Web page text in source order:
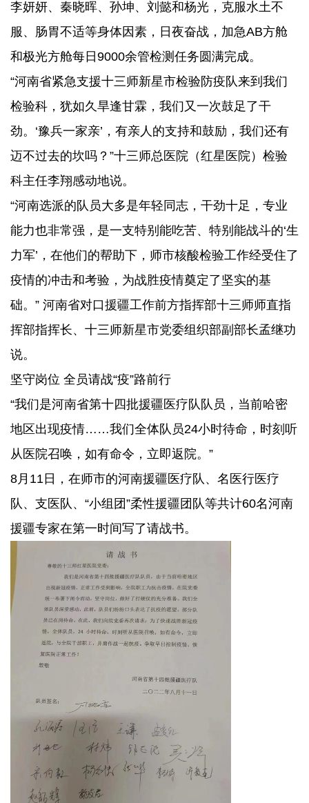
李妍妍、秦晓晖、孙坤、刘懿和杨光，克服水土不
服、肠胃不适等身体因素，日夜奋战，加急AB方舱
和极光方舱每日9000余管检测任务圆满完成。
“河南省紧急支援十三师新星市检验防疫队来到我们
检验科，犹如久旱逢甘霖，我们又一次鼓足了干
劲。‘豫兵一家亲’，有亲人的支持和鼓励，我们还有
迈不过去的坎吗？”十三师总医院（红星医院）检验
科主任李翔感动地说。
“河南选派的队员大多是年轻同志，干劲十足，专业
能力也非常强，是一支特别能吃苦、特别能战斗的‘生
力军’，在他们的帮助下，师市核酸检验工作经受住了
疫情的冲击和考验，为战胜疫情奠定了坚实的基
础。” 河南省对口援疆工作前方指挥部十三师师直指
挥部指挥长、十三师新星市党委组织部副部长孟继功
说。
坚守岗位 全员请战“疫”路前行
“我们是河南省第十四批援疆医疗队队员，当前哈密
地区出现疫情……我们全体队员24小时待命，时刻听
从医院召唤，如有命令，立即返院。”
8月11日，在师市的河南援疆医疗队、名医行医疗
队、支医队、“小组团”柔性援疆团队等共计60名河南
援疆专家在第一时间写了请战书。